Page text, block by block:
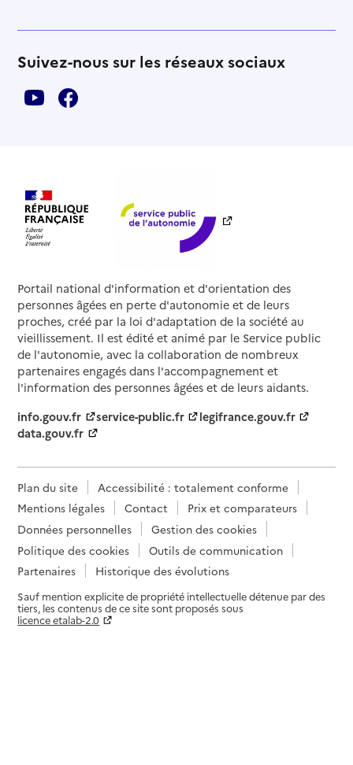
Suivez-nous sur les réseaux sociaux
Portail national d'information et d'orientation des
personnes âgées en perte d'autonomie et de leurs
proches, créé par la loi d'adaptation de la société au
vieillissement. Il est édité et animé par le Service public
de l'autonomie, avec la collaboration de nombreux
partenaires engagés dans l'accompagnement et
l'information des personnes âgées et de leurs aidants.
info.gouv.fr
service-public.fr
legifrance.gouv.fr
data.gouv.fr
Plan du site
Accessibilité : totalement conforme
Mentions légales
Contact
Prix et comparateurs
Données personnelles
Gestion des cookies
Politique des cookies
Outils de communication
Partenaires
Historique des évolutions
Sauf mention explicite de propriété intellectuelle détenue par des
tiers, les contenus de ce site sont proposés sous
licence etalab-2.0